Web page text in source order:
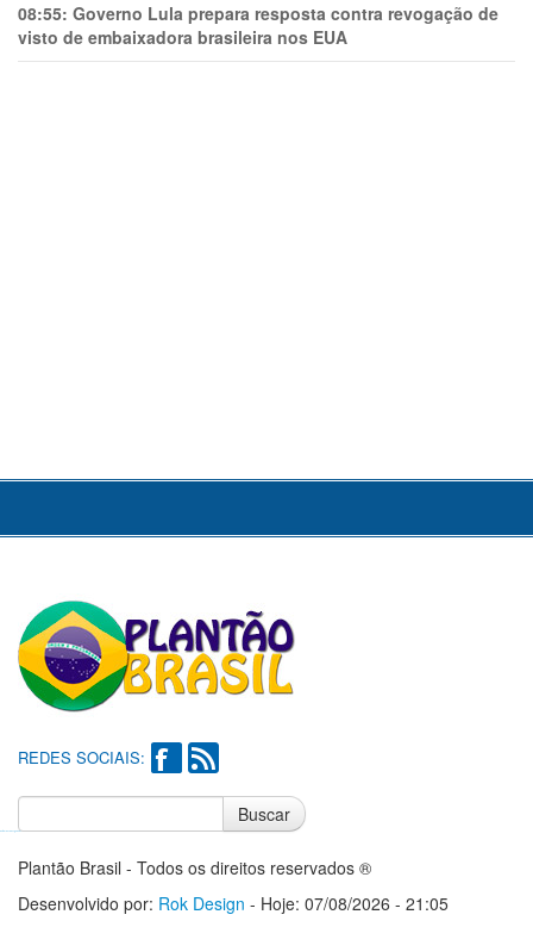
08:55: Governo Lula prepara resposta contra revogação de
visto de embaixadora brasileira nos EUA
REDES SOCIAIS:
Buscar
Plantão Brasil - Todos os direitos reservados ®
Desenvolvido por: Rok Design - Hoje: 07/08/2026 - 21:05